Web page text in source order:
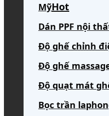
Mỹ
Dán PPF nội
Độ ghế chỉnh
Độ ghế
Độ quạt mát
Bọc trần